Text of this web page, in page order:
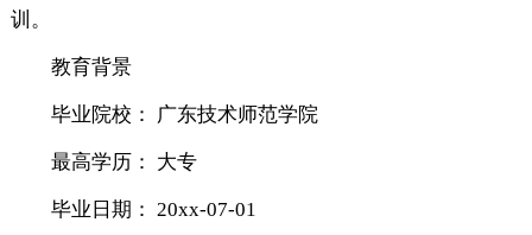
训。
教育背景
毕业院校： 广东技术师范学院
最高学历： 大专
毕业日期： 20xx-07-01